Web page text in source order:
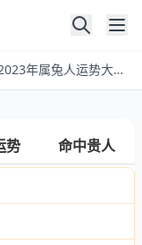
属兔人今年运程好不好呀(2023年属兔人运势大揭秘)
势 命中贵人